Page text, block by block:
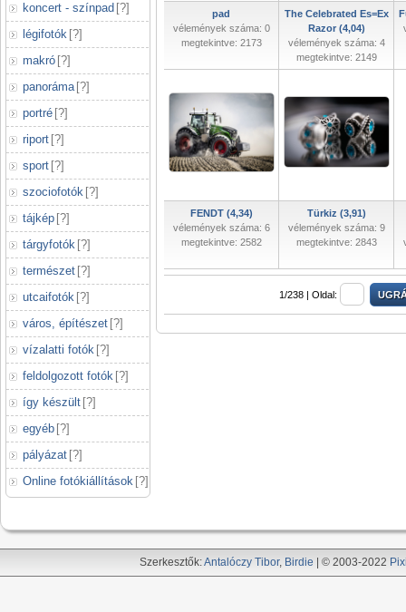
koncert - színpad [?]
légifotók [?]
makró [?]
panoráma [?]
portré [?]
riport [?]
sport [?]
szociofotók [?]
tájkép [?]
tárgyfotók [?]
természet [?]
utcaifotók [?]
város, építészet [?]
vízalatti fotók [?]
feldolgozott fotók [?]
így készült [?]
egyéb [?]
pályázat [?]
Online fotókiállítások [?]
pad
vélemények száma: 0
megtekintve: 2173
The Celebrated Es=Ex
Razor (4,04)
vélemények száma: 4
megtekintve: 2149
FENDT (4,34)
vélemények száma: 6
megtekintve: 2582
Türkiz (3,91)
vélemények száma: 9
megtekintve: 2843
1/238 | Oldal:
Szerkesztők:Antalóczy Tibor, Birdie | © 2003-2022